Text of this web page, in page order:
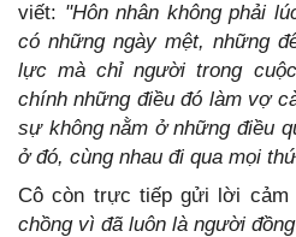
viết: "Hôn nhân không phải
có những ngày mệt, những
lực mà chỉ người trong
chính những điều đó làm vợ
sự không nằm ở những điều
ở đó, cùng nhau đi qua mọi
Cô còn trực tiếp gửi lời cảm
chồng vì đã luôn là người